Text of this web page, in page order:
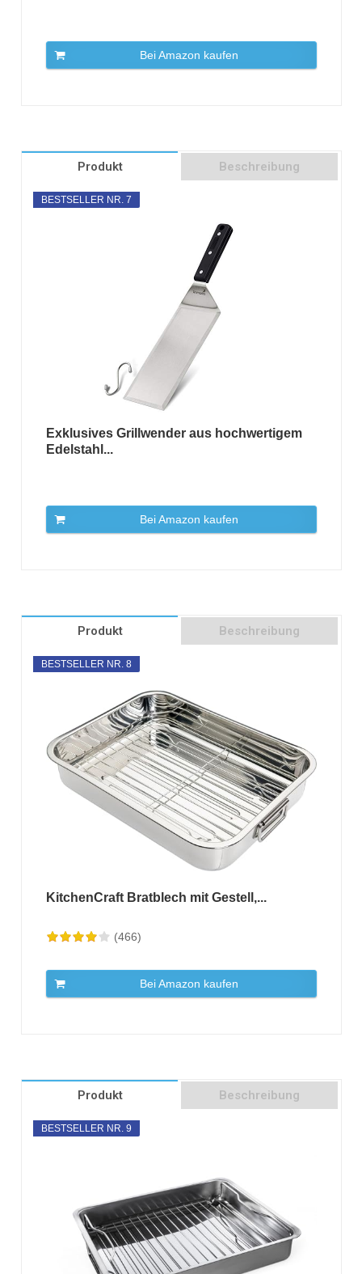
Bei Amazon kaufen
Produkt Beschreibung
BESTSELLER NR. 7
Exklusives Grillwender aus hochwertigem
Edelstahl...
Bei Amazon kaufen
Produkt Beschreibung
BESTSELLER NR. 8
KitchenCraft Bratblech mit Gestell,...
(466)
Bei Amazon kaufen
Produkt Beschreibung
BESTSELLER NR. 9